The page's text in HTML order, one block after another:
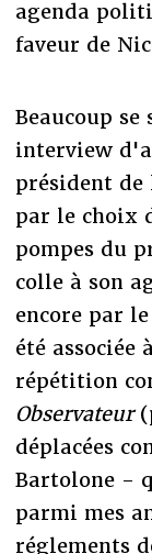
agenda
faveur de
Beaucoup
interview
président de
par le choix
pompes du
colle à son
encore par
été associée
répétition
Observateur
déplacées
Bartolone -
parmi mes
réglements